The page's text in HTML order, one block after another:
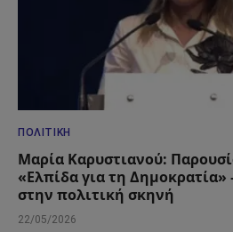
ΠΟΛΙΤΙΚΉ
Μαρία Καρυστιανού:
«Ελπίδα για τη Δημοκρατία»
στην πολιτική σκηνή
22/05/2026